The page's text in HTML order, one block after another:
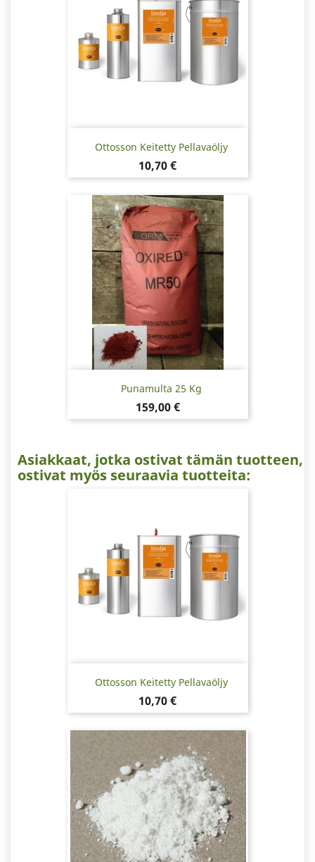
Ottosson Keitetty Pellavaöljy
Hinta
10,70 €
Punamulta 25 Kg
Hinta
159,00 €
Asiakkaat, jotka ostivat tämän tuotteen,
ostivat myös seuraavia tuotteita:
Ottosson Keitetty Pellavaöljy
Hinta
10,70 €